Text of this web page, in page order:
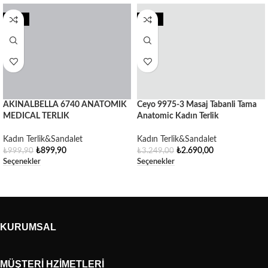
-10%
AKINALBELLA 6740 ANATOMIK
MEDICAL TERLIK
Kadın Terlik&Sandalet
₺999,90 ₺899,90
Seçenekler
-17%
Ceyo 9975-3 Masaj Tabanli Tama
Anatomic Kadın Terlik
Kadın Terlik&Sandalet
₺3.249,00 ₺2.690,00
Seçenekler
KURUMSAL
MÜŞTERI HZIMETLERI